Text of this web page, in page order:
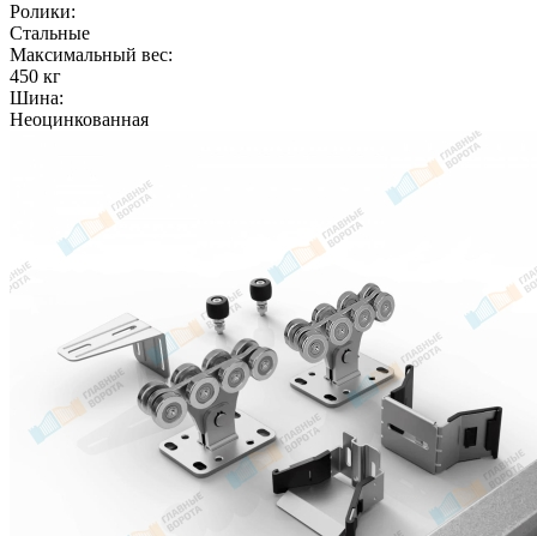
Ролики:
Стальные
Максимальный вес:
450 кг
Шина:
Неоцинкованная